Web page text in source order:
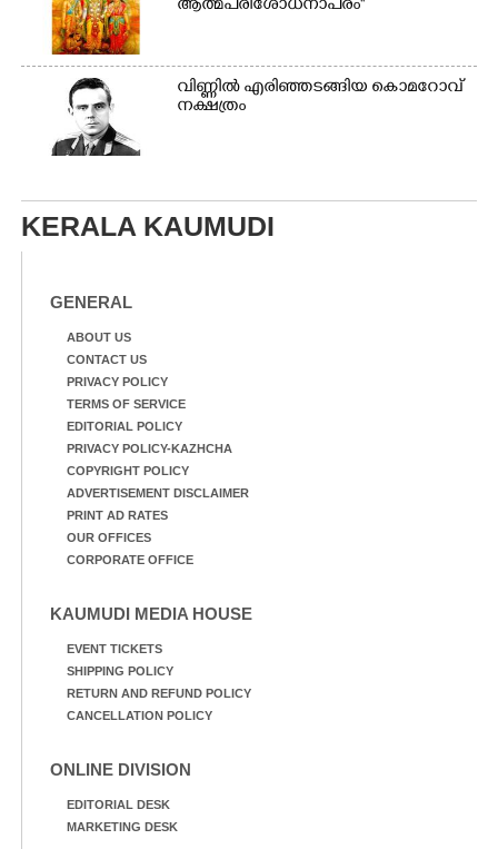
ആത്മപരിശോധനാപരം''
വി​ണ്ണി​ൽ​ ​എ​രി​ഞ്ഞ​ട​ങ്ങിയ കൊ​മ​റോ​വ് ​
ന​ക്ഷ​ത്രം
KERALA KAUMUDI
GENERAL
ABOUT US
CONTACT US
PRIVACY POLICY
TERMS OF SERVICE
EDITORIAL POLICY
PRIVACY POLICY-KAZHCHA
COPYRIGHT POLICY
ADVERTISEMENT DISCLAIMER
PRINT AD RATES
OUR OFFICES
CORPORATE OFFICE
KAUMUDI MEDIA HOUSE
EVENT TICKETS
SHIPPING POLICY
RETURN AND REFUND POLICY
CANCELLATION POLICY
ONLINE DIVISION
EDITORIAL DESK
MARKETING DESK